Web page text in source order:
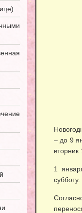
– до 9
вторник
1
субботу.